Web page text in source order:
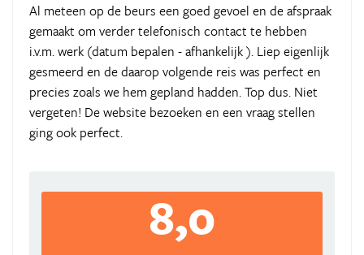
Al meteen op de beurs een goed gevoel en de afspraak
gemaakt om verder telefonisch contact te hebben
i.v.m. werk (datum bepalen - afhankelijk ). Liep eigenlijk
gesmeerd en de daarop volgende reis was perfect en
precies zoals we hem gepland hadden. Top dus. Niet
vergeten! De website bezoeken en een vraag stellen
ging ook perfect.
8,0